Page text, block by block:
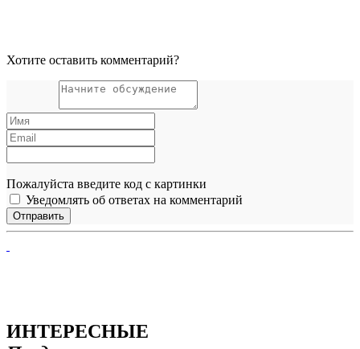
Хотите оставить комментарий?
Пожалуйста введите код с картинки
Уведомлять об ответах на комментарий
ИНТЕРЕСНЫЕ